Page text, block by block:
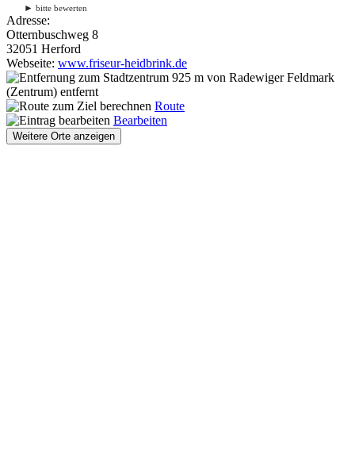
► bitte bewerten
Adresse:
Otternbuschweg 8
32051 Herford
Webseite: www.friseur-heidbrink.de
925 m von Radewiger Feldmark
(Zentrum) entfernt
Route
Bearbeiten
Weitere Orte anzeigen